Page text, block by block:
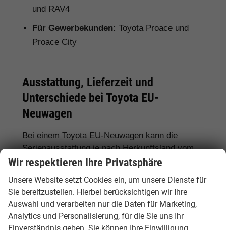
und RAV4
Für Gewerbekunden: Toyota Proace und
Proace City
Ausstattung, Lieferzeit und
Unterschiede bei Toyota EU-
Neuwagen
Bei einem Toyota EU-Neuwagen kann die
Serienausstattung je nach Herkunftsland vom
deutschen Modell abweichen. Deshalb lohnt
für Sie auf wichtige Details wie Motorisierung,
Hybridantrieb, Ausstattungslinie,
Assistenzsysteme, Lieferzeit, Garantie und
Fahrzeugdokumente.
Wir respektieren Ihre Privatsphäre
Unsere Website setzt Cookies ein, um unsere Dienste für
Sie bereitzustellen. Hierbei berücksichtigen wir Ihre
Auswahl und verarbeiten nur die Daten für Marketing,
Analytics und Personalisierung, für die Sie uns Ihr